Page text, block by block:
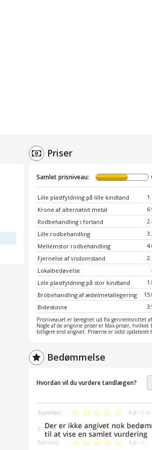
Priser
Samlet prisniveau:
Lille plastfyldning på lille kindtand
Krone af alternativt metal
Rodbehandling i fortand
Lille rodbehandling
Mellemstor rodbehandling
Fjernelse af visdomstand
Lokalbedøvelse
Lille plastfyldning på stor kindtand
Brobehandling af ædelmetallegering
Bideskinne
Prisniveauet er beregnet ud fra gennemsnittet
Nogle af de angivne priser er Max-priser,
billigere end angivet. Priserne er sidst opdateret
Bedømmelse
Hvordan vil du vurdere tandlægen?